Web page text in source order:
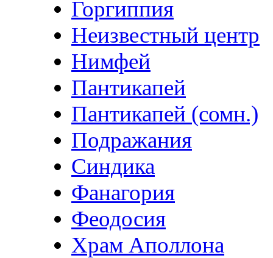
Горгиппия
Неизвестный центр
Нимфей
Пантикапей
Пантикапей (сомн.)
Подражания
Синдика
Фанагория
Феодосия
Храм Аполлона